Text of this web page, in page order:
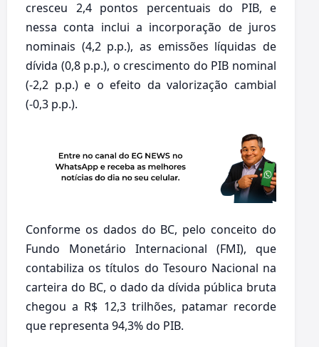
cresceu 2,4 pontos percentuais do PIB, e
nessa conta inclui a incorporação de juros
nominais (4,2 p.p.), as emissões líquidas de
dívida (0,8 p.p.), o crescimento do PIB nominal
(-2,2 p.p.) e o efeito da valorização cambial
(-0,3 p.p.).
Conforme os dados do BC, pelo conceito do
Fundo Monetário Internacional (FMI), que
contabiliza os títulos do Tesouro Nacional na
carteira do BC, o dado da dívida pública bruta
chegou a R$ 12,3 trilhões, patamar recorde
que representa 94,3% do PIB.